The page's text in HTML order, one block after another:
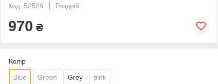
Код: 52526
Роздріб
970 ₴
Колір
Blue Green Grey pink